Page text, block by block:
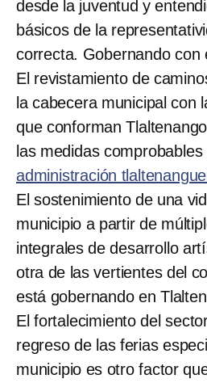
desde la juventud y
básicos de la
correcta. Gobernando con
El revistamiento de
la cabecera municipal con
que conforman
las medidas comprobables
administración
El sostenimiento de una
municipio a partir de
integrales de desarrollo
otra de las vertientes del
está gobernando en
El fortalecimiento del
regreso de las ferias
municipio es otro factor